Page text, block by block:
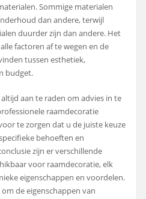
Sommige materialen
dan andere, terwijl
duurder zijn dan andere. Het
factoren af te wegen en de
tussen esthetiek,
budget.
aan te raden om advies in te
raamdecoratie
te zorgen dat u de juiste keuze
behoeften en
zijn er verschillende
voor raamdecoratie, elk
eigenschappen en voordelen.
de eigenschappen van